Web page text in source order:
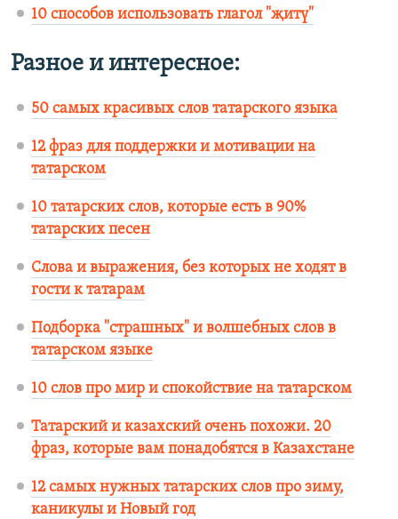
10 способов использовать глагол "җитү"
Разное и интересное:
50 самых красивых слов татарского языка
12 фраз для поддержки и мотивации на
татарском
10 татарских слов, которые есть в 90%
татарских песен
Слова и выражения, без которых не ходят в
гости к татарам
Подборка "страшных" и волшебных слов в
татарском языке
10 слов про мир и спокойствие на татарском
Татарский и казахский очень похожи. 20
фраз, которые вам понадобятся в Казахстане
12 самых нужных татарских слов про зиму,
каникулы и Новый год